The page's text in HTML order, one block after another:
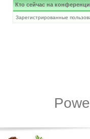
Кто сейчас на
Зарегистрированные